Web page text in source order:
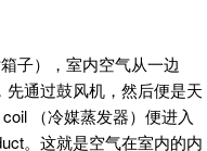
子），室内空气从一边
先通过鼓风机，然后便是天
（冷媒蒸发器）便进入
。这就是空气在室内的内